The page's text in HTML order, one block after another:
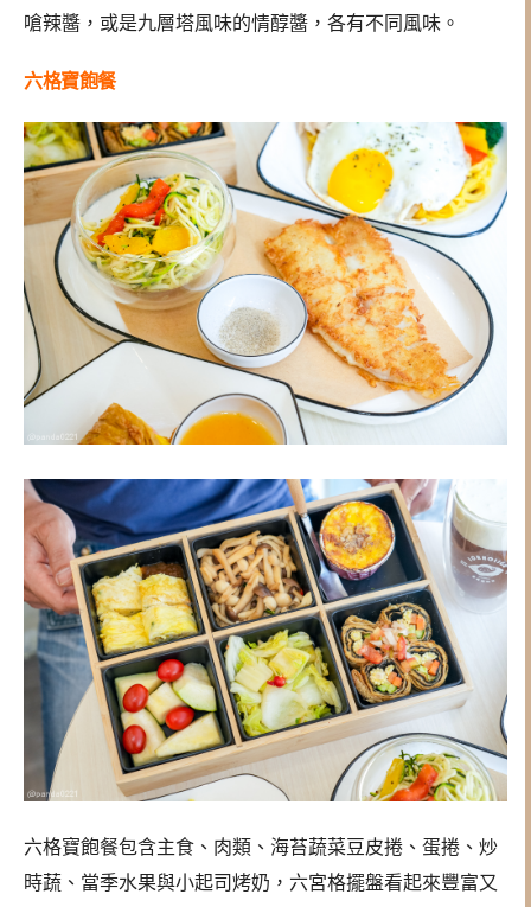
嗆辣醬，或是九層塔風味的情醇醬，各有不同風味。
六格寶飽餐
六格寶飽餐包含主食、肉類、海苔蔬菜豆皮捲、蛋捲、炒
時蔬、當季水果與小起司烤奶，六宮格擺盤看起來豐富又